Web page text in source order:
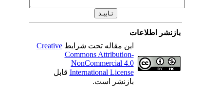
بازنشر اطلاعات
این مقاله تحت شرایطCreative
Commons Attribution-
NonCommercial 4.0
International Licenseقابل
بازنشر است.